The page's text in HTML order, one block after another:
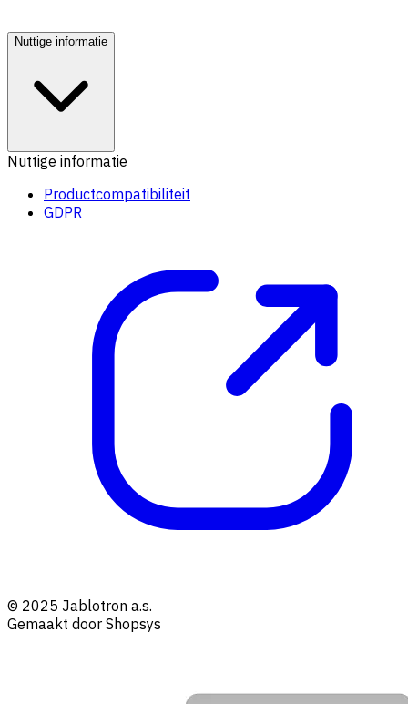
Nuttige informatie
Nuttige informatie
Productcompatibiliteit
GDPR
© 2025 Jablotron a.s.
Gemaakt door Shopsys